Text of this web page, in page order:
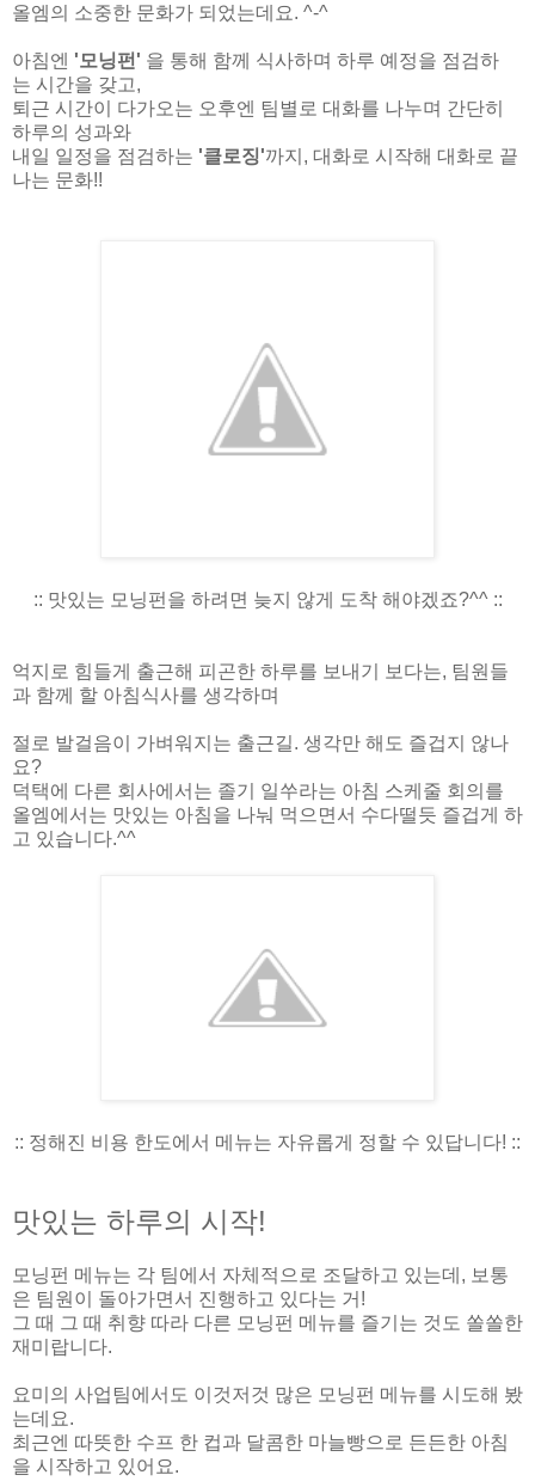
올엠의 소중한 문화가 되었는데요. ^-^
아침엔 '모닝펀' 을 통해 함께 식사하며 하루 예정을 점검하
는 시간을 갖고,
퇴근 시간이 다가오는 오후엔 팀별로 대화를 나누며 간단히
하루의 성과와
내일 일정을 점검하는 '클로징'까지, 대화로 시작해 대화로 끝
나는 문화!!
:: 맛있는 모닝펀을 하려면 늦지 않게 도착 해야겠죠?^^ ::
억지로 힘들게 출근해 피곤한 하루를 보내기 보다는, 팀원들
과 함께 할 아침식사를 생각하며
절로 발걸음이 가벼워지는 출근길. 생각만 해도 즐겁지 않나
요?
덕택에 다른 회사에서는 졸기 일쑤라는 아침 스케줄 회의를
올엠에서는 맛있는 아침을 나눠 먹으면서 수다떨듯 즐겁게 하
고 있습니다.^^
:: 정해진 비용 한도에서 메뉴는 자유롭게 정할 수 있답니다! ::
맛있는 하루의 시작!
모닝펀 메뉴는 각 팀에서 자체적으로 조달하고 있는데, 보통
은 팀원이 돌아가면서 진행하고 있다는 거!
그 때 그 때 취향 따라 다른 모닝펀 메뉴를 즐기는 것도 쏠쏠한
재미랍니다.
요미의 사업팀에서도 이것저것 많은 모닝펀 메뉴를 시도해 봤
는데요.
최근엔 따뜻한 수프 한 컵과 달콤한 마늘빵으로 든든한 아침
을 시작하고 있어요.